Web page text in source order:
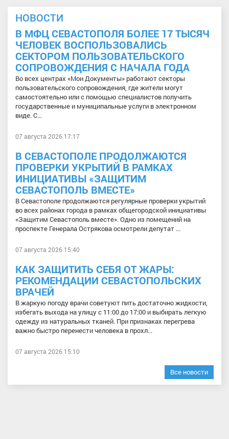
НОВОСТИ
В МФЦ СЕВАСТОПОЛЯ БОЛЕЕ 17 ТЫСЯЧ
ЧЕЛОВЕК ВОСПОЛЬЗОВАЛИСЬ
СЕКТОРОМ ПОЛЬЗОВАТЕЛЬСКОГО
СОПРОВОЖДЕНИЯ С НАЧАЛА ГОДА
Во всех центрах «Мои Документы» работают секторы
пользовательского сопровождения, где жители могут
самостоятельно или с помощью специалистов получить
государственные и муниципальные услуги в электронном
виде. С...
07 августа 2026 17:17
В СЕВАСТОПОЛЕ ПРОДОЛЖАЮТСЯ
ПРОВЕРКИ УКРЫТИЙ В РАМКАХ
ИНИЦИАТИВЫ «ЗАЩИТИМ
СЕВАСТОПОЛЬ ВМЕСТЕ»
В Севастополе продолжаются регулярные проверки укрытий
во всех районах города в рамках общегородской инициативы
«Защитим Севастополь вместе». Одно из помещений на
проспекте Генерала Острякова осмотрели депутат ...
07 августа 2026 15:40
КАК ЗАЩИТИТЬ СЕБЯ ОТ ЖАРЫ:
РЕКОМЕНДАЦИИ СЕВАСТОПОЛЬСКИХ
ВРАЧЕЙ
В жаркую погоду врачи советуют пить достаточно жидкости,
избегать выхода на улицу с 11:00 до 17:00 и выбирать легкую
одежду из натуральных тканей. При признаках перегрева
важно быстро перенести человека в прохл...
07 августа 2026 15:10
Все новости